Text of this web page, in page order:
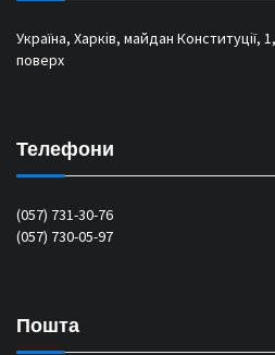
Україна, Харків, майдан Конституції,
поверх
Телефони
(057) 731-30-76
(057) 730-05-97
Пошта